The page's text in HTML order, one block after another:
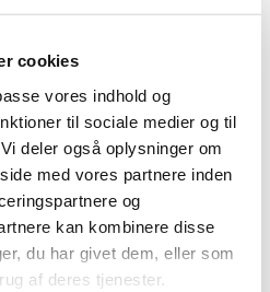
cookies
vores indhold og
til sociale medier og til
deler også oplysninger om
med vores partnere inden
og
kan kombinere disse
du har givet dem, eller som
af deres tjenester.